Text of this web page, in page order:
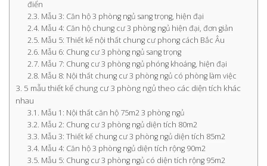
điển
Mẫu 3: Căn hộ 3 phòng ngủ sang trọng, hiện đại
Mẫu 4: Căn hộ chung cư 3 phòng ngủ hiện đại, đơn giản
Mẫu 5: Thiết kế nội thất chung cư phong cách Bắc Âu
Mẫu 6: Chung cư 3 phòng ngủ sang trọng
Mẫu 7: Chung cư 3 phòng ngủ phóng khoáng, hiện đại
Mẫu 8: Nội thất chung cư 3 phòng ngủ có phòng làm việc
5 mẫu thiết kế chung cư 3 phòng ngủ theo các diện tích khác
nhau
Mẫu 1: Nội thất căn hộ 75m2 3 phòng ngủ
Mẫu 2: Chung cư 3 phòng ngủ diện tích 80m2
Mẫu 3: Thiết kế chung cư 3 phòng ngủ diện tích 85m2
Mẫu 4: Căn hộ 3 phòng ngủ diện tích rộng 90m2
Mẫu 5: Chung cư 3 phòng ngủ có diện tích rộng 95m2